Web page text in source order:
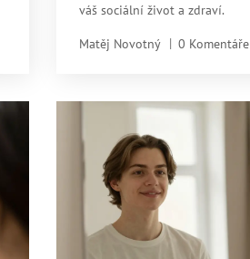
váš sociální život a zdraví.
Matěj Novotný 0 Komentáře